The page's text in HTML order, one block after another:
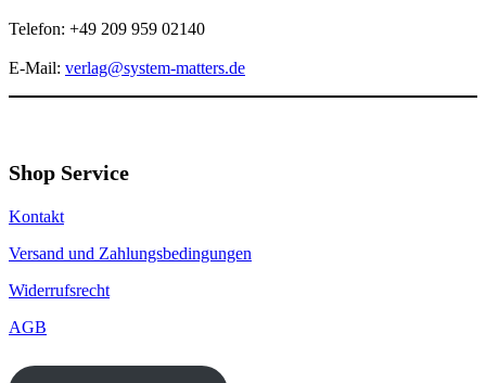
Telefon: +49 209 959 02140
E-Mail: verlag@system-matters.de
Shop Service
Kontakt
Versand und Zahlungsbedingungen
Widerrufsrecht
AGB